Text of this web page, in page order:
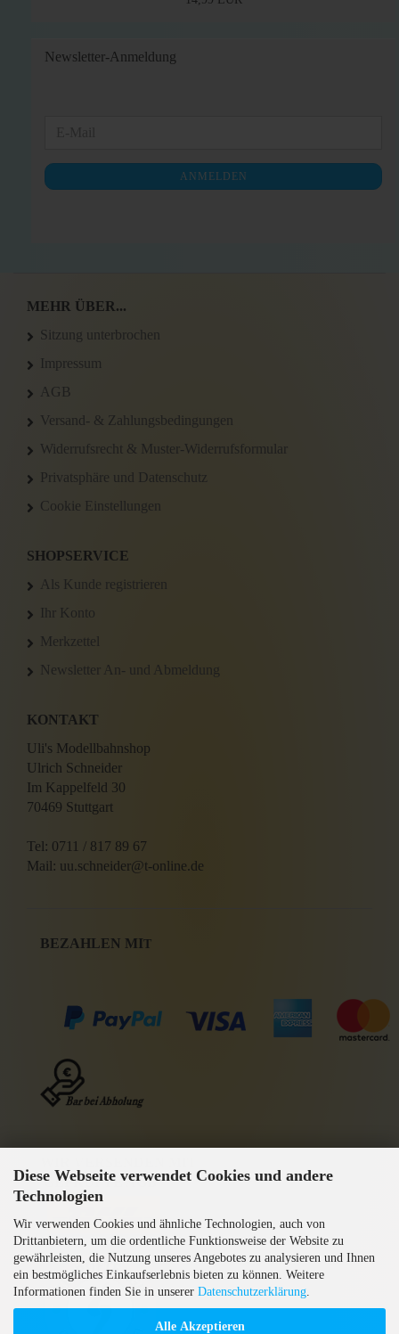
Diese Webseite verwendet Cookies und andere
Technologien
Wir verwenden Cookies und ähnliche Technologien, auch von
Drittanbietern, um die ordentliche Funktionsweise der Website zu
gewährleisten, die Nutzung unseres Angebotes zu analysieren und Ihnen
ein bestmögliches Einkaufserlebnis bieten zu können. Weitere
Informationen finden Sie in unserer Datenschutzerklärung
Alle Akzeptieren
Newsletter-Anmeldung
NEWSLETTER-
ANMELDUNG
ANMELDEN
MEHR ÜBER...
Sitzung unterbrochen
Impressum
AGB
Versand- & Zahlungsbedingungen
Widerrufsrecht & Muster-Widerrufsformular
Privatsphäre und Datenschutz
Cookie Einstellungen
SHOPSERVICE
Als Kunde registrieren
Ihr Konto
Merkzettel
Newsletter An- und Abmeldung
KONTAKT
Uli's Modellbahnshop
Ulrich Schneider
Im Kappelfeld 30
70469 Stuttgart
Tel: 0711 / 817 89 67
Mail: uu.schneider@t-online.de
BEZAHLEN MIT
GEPRÜFTE AGB